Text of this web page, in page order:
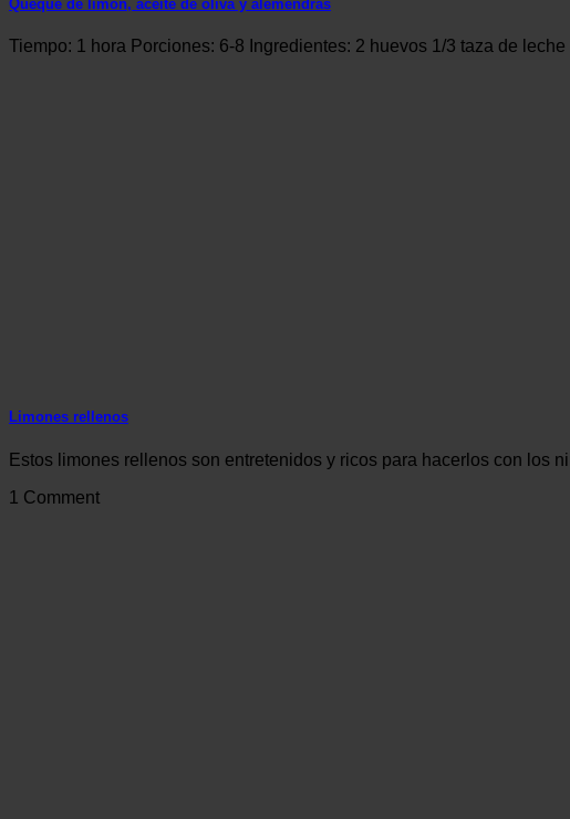
Queque de limón, aceite de oliva y alemendras
Tiempo: 1 hora Porciones: 6-8 Ingredientes: 2 huevos 1/3 taza de
Limones rellenos
Estos limones rellenos son entretenidos y ricos para hacerlos con los
1 Comment